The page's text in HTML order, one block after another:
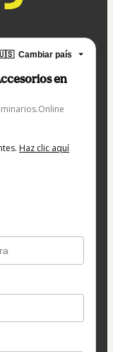
Cambiar país
en
Haz clic aquí